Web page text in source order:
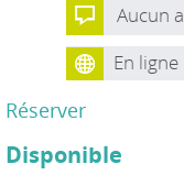
Aucun
En ligne
Réserver
Disponible